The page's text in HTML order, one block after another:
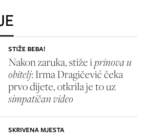
STIŽE BEBA!
Nakon zaruka, stiže iprinova u
obitelj: Irma Dragičević čeka
prvo dijete, otkrila je to uz
simpatičan video
SKRIVENA MJESTA